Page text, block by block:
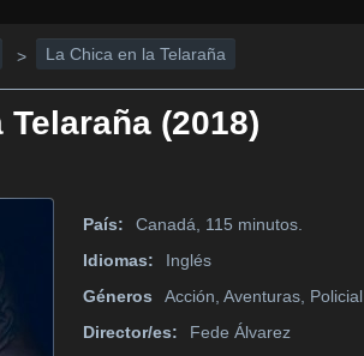
> La Chica en la Telaraña
(2018)
País:
Canadá, 115 minutos.
Idiomas:
Inglés
Géneros
Acción, Aventuras, Policial
Director/es:
Fede Álvarez